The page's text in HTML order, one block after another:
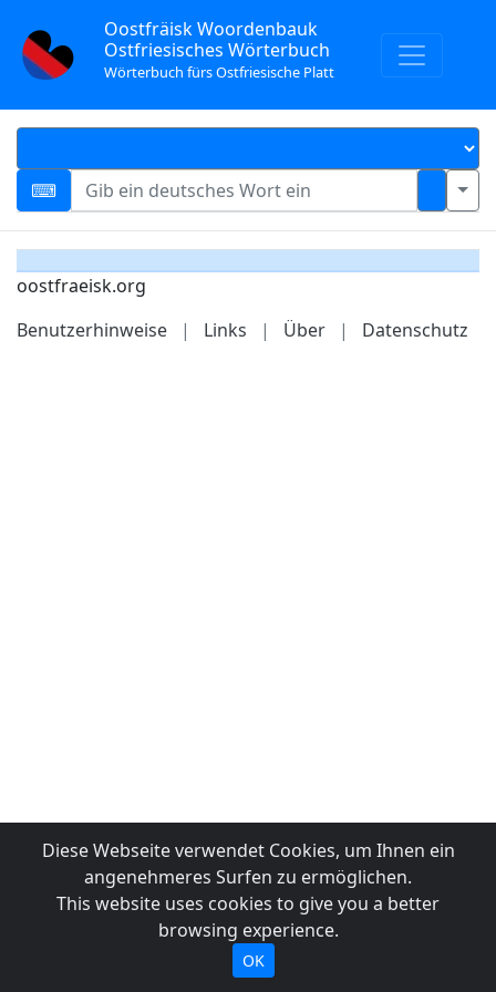
Oostfräisk Woordenbauk
Ostfriesisches Wörterbuch
Wörterbuch fürs Ostfriesische Platt
oostfraeisk.org
Benutzerhinweise
| Links | Über | Datenschutz
Diese Webseite verwendet Cookies, um Ihnen ein
angenehmeres Surfen zu ermöglichen.
This website uses cookies to give you a better
browsing experience.
OK